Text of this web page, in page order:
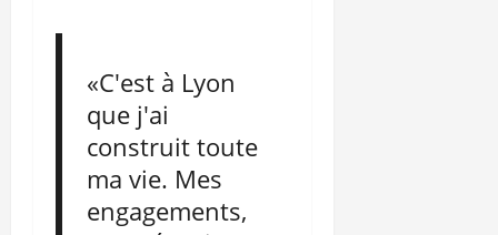
«C'est à Lyon
que j'ai
construit toute
ma vie. Mes
engagements,